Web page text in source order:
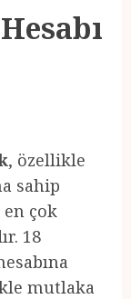
, özellikle
sahip
çok
18
mutlaka